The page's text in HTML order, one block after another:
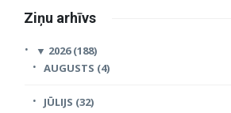
Ziņu arhīvs
▼ 2026 (188)
AUGUSTS (4)
JŪLIJS (32)